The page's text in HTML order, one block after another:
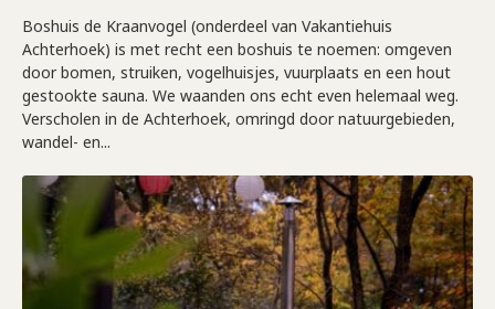
Boshuis de Kraanvogel (onderdeel van Vakantiehuis
Achterhoek) is met recht een boshuis te noemen: omgeven
door bomen, struiken, vogelhuisjes, vuurplaats en een hout
gestookte sauna. We waanden ons echt even helemaal weg.
Verscholen in de Achterhoek, omringd door natuurgebieden,
wandel- en...